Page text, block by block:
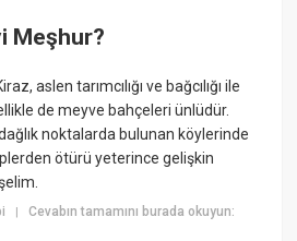
Meşhur?
aslen tarımcılığı ve bağcılığı ile
de meyve bahçeleri ünlüdür.
dağlık noktalarda bulunan köylerinde
ötürü yeterince gelişkin
|Cevabın tamamını burada okuyun: